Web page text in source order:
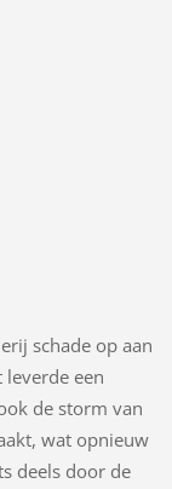
schade op aan
een
de storm van
wat opnieuw
deels door de